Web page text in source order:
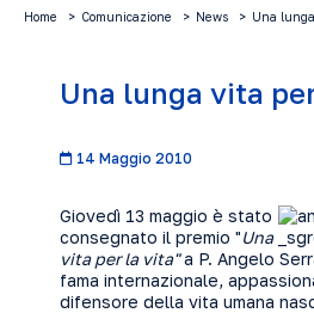
Home Comunicazione News Una
Una lunga vita
14 Maggio 2010
Giovedì 13 maggio è stato
consegnato il premio "Una
vita per la vita"a P. Angelo
fama internazionale,
difensore della vita umana